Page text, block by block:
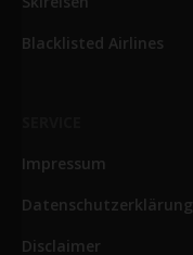
Blacklisted Airlines
Impressum
Datenschutzerklärung
Disclaimer